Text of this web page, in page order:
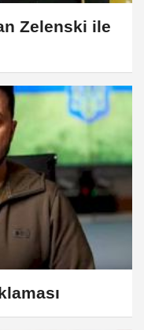
Zelenski ile